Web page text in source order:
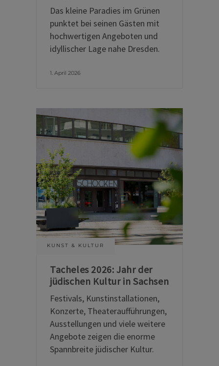
Das kleine Paradies im Grünen
punktet bei seinen Gästen mit
hochwertigen Angeboten und
idyllischer Lage nahe Dresden.
1. April 2026
KUNST & KULTUR
Tacheles 2026: Jahr der
jüdischen Kultur in Sachsen
Festivals, Kunstinstallationen,
Konzerte, Theateraufführungen,
Ausstellungen und viele weitere
Angebote zeigen die enorme
Spannbreite jüdischer Kultur.